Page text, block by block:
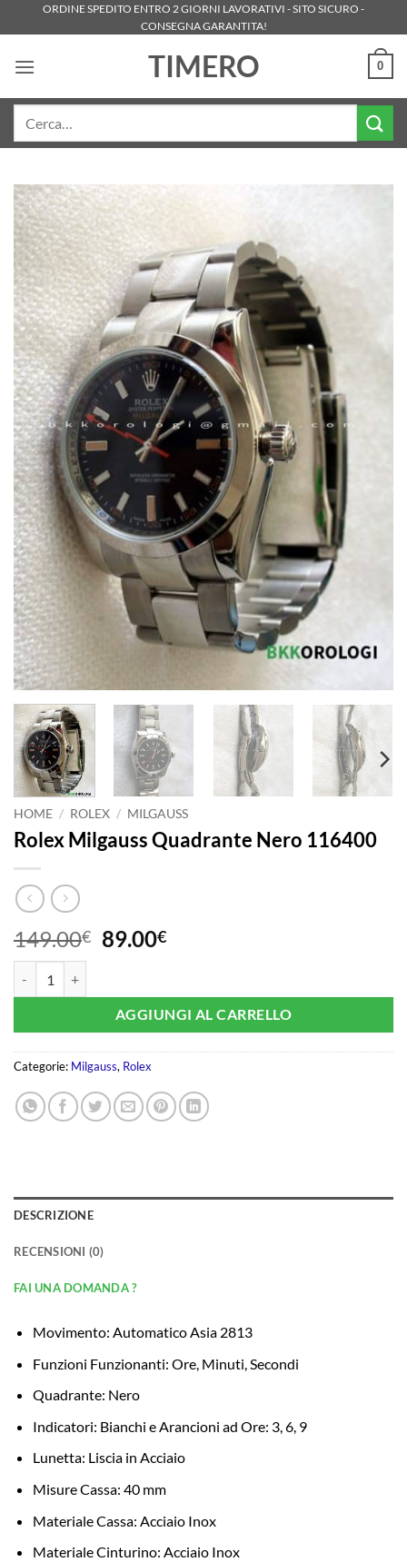
ai
ORDINE SPEDITO ENTRO 2 GIORNI LAVORATIVI - SITO SICURO -
CONSEGNA GARANTITA!
TIMERO 0
HOME / ROLEX / MILGAUSS
Rolex Milgauss Quadrante Nero 116400
149.00€ Il
era:
149.00€.
89.00€Il
è:
89.00€.
AGGIUNGI AL CARRELLO
Categorie: Milgauss, Rolex
DESCRIZIONE
RECENSIONI (0)
FAI UNA DOMANDA ?
Movimento: Automatico Asia 2813
Funzioni Funzionanti: Ore, Minuti, Secondi
Quadrante: Nero
Indicatori: Bianchi e Arancioni ad Ore: 3, 6, 9
Lunetta: Liscia in Acciaio
Misure Cassa: 40 mm
Materiale Cassa: Acciaio Inox
Materiale Cinturino: Acciaio Inox